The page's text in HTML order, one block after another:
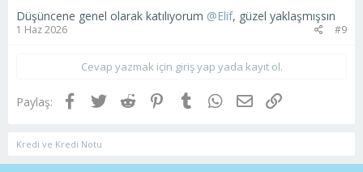
Düşüncene genel olarak katılıyorum @Elif, güzel yaklaşmışsın
1 Haz 2026 #9
Cevap yazmak için giriş yap yada kayıt ol.
Paylaş: Facebook
TwitterReddit PinterestTumblrWhatsApp
E-postaLink
Kredi ve Kredi Notu